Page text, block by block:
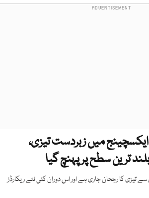
میں زبردست تیزی،
ترین سطح پر پہنچ گیا
تیزی کا رجحان جاری ہے اور اس دوران کئی نئے ریکارڈز